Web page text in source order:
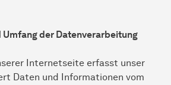
Umfang der Datenverarbeitung
Internetseite erfasst unser
Daten und Informationen vom